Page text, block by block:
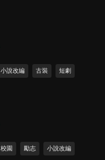
小說改編 古裝 短劇
校園 勵志 小說改編